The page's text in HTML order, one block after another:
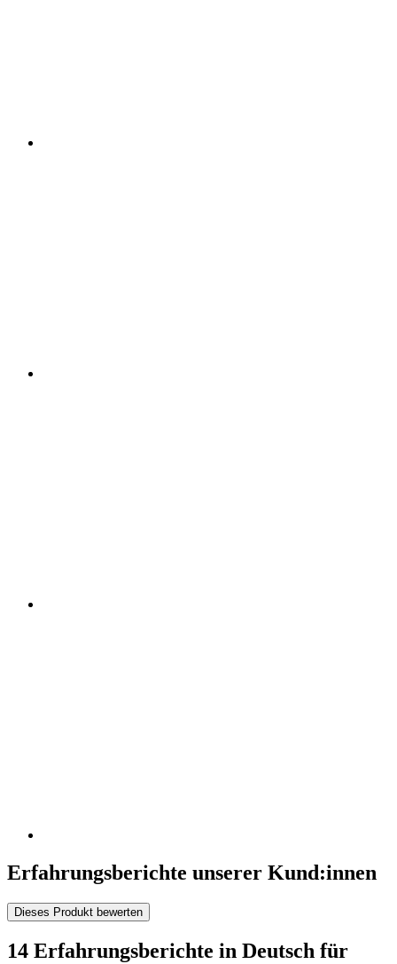
Erfahrungsberichte unserer Kund:innen
Dieses Produkt bewerten
14 Erfahrungsberichte in Deutsch für